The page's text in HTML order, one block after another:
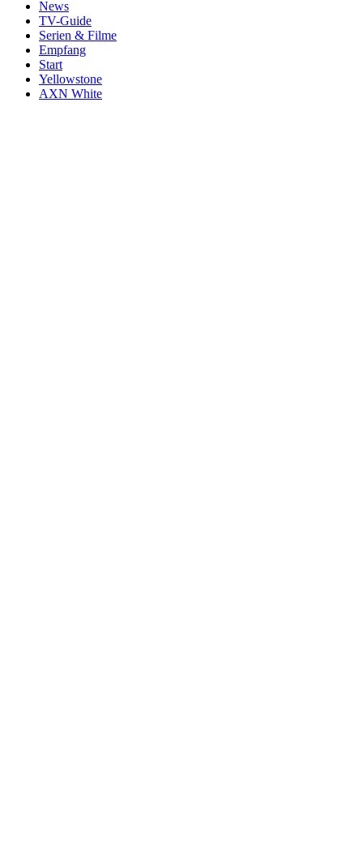
News
TV-Guide
Serien & Filme
Empfang
Start
Yellowstone
AXN White